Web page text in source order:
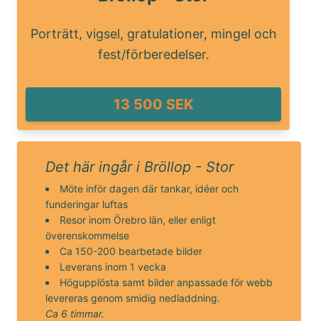
Porträtt, vigsel, gratulationer, mingel och
fest/förberedelser.
13 500 SEK
Det här ingår i Bröllop - Stor
Möte inför dagen där tankar, idéer och
funderingar luftas
Resor inom Örebro län, eller enligt
överenskommelse
Ca 150-200 bearbetade bilder
Leverans inom 1 vecka
Högupplösta samt bilder anpassade för webb
levereras genom smidig nedladdning.
Ca 6 timmar.